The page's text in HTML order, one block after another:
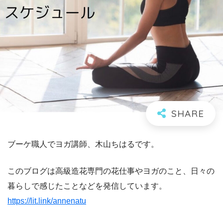
ブーケ職人でヨガ講師、木山ちはるです。
このブログは高級造花専門の花仕事やヨガのこと、日々の
暮らしで感じたことなどを発信しています。
https://lit.link/annenatu